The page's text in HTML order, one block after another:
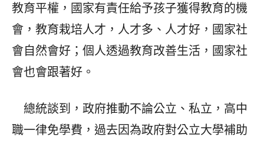
教育平權，國家有責任給予孩子獲得教育的機
會，教育栽培人才，人才多、人才好，國家社
會自然會好；個人透過教育改善生活，國家社
會也會跟著好。
總統談到，政府推動不論公立、私立，高中
職一律免學費，過去因為政府對公立大學補助